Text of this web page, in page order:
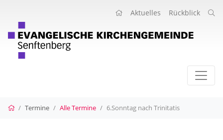
Aktuelles Rückblick
Startseite
Termine Alle Termine 6.Sonntag nach Trinitatis